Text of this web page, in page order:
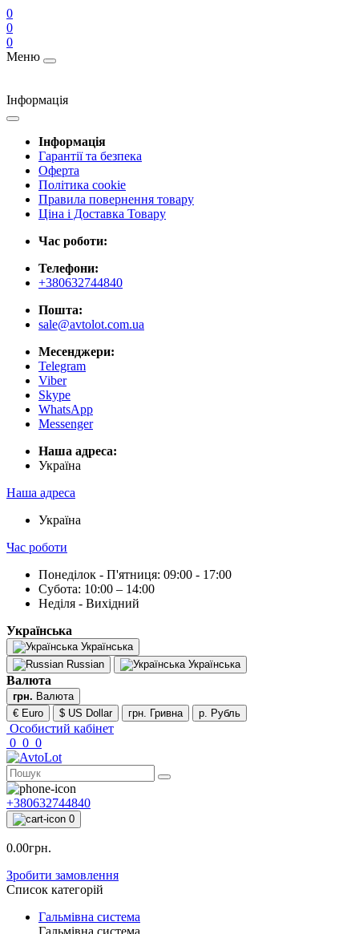
0
0
0
Меню
Інформація
Інформація
Гарантії та безпека
Оферта
Політика cookie
Правила повернення товару
Ціна і Доставка Товару
Час роботи:
Телефони:
+380632744840
Пошта:
sale@avtolot.com.ua
Месенджери:
Telegram
Viber
Skype
WhatsApp
Messenger
Наша адреса:
Українa
Наша адреса
Українa
Час роботи
Понеділок - П'ятниця: 09:00 - 17:00
Субота: 10:00 – 14:00
Неділя - Вихідний
Українська
Українська
Russian
Українська
Валюта
грн. Валюта
€ Euro
$ US Dollar грн. Гривна р. Рубль
Особистий кабінет
0 0 0
+380632744840
0
0.00грн.
Зробити замовлення
Список категорій
Гальмівна система
Гальмівна система